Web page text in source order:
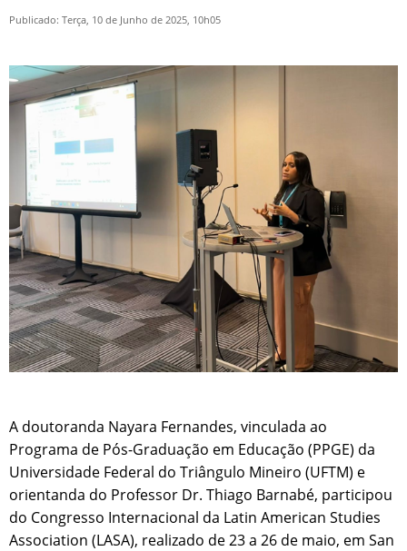
Publicado: Terça, 10 de Junho de 2025, 10h05
A doutoranda Nayara Fernandes, vinculada ao
Programa de Pós-Graduação em Educação (PPGE) da
Universidade Federal do Triângulo Mineiro (UFTM) e
orientanda do Professor Dr. Thiago Barnabé, participou
do Congresso Internacional da Latin American Studies
Association (LASA), realizado de 23 a 26 de maio, em San